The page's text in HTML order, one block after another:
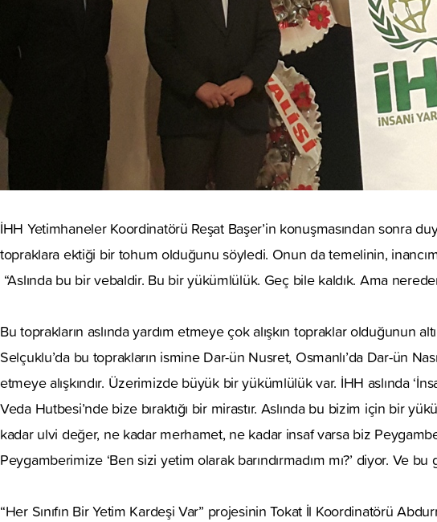
İHH Yetimhaneler Koordinatörü Reşat Başer’in konuşmasından sonra
topraklara ektiği bir tohum olduğunu söyledi. Onun da temelinin,
“Aslında bu bir vebaldir. Bu bir yükümlülük. Geç bile kaldık. Ama
Bu toprakların aslında yardım etmeye çok alışkın topraklar olduğunun
Selçuklu’da bu toprakların ismine Dar-ün Nusret, Osmanlı’da Dar-ün
etmeye alışkındır. Üzerimizde büyük bir yükümlülük var. İHH aslında
Veda Hutbesi’nde bize bıraktığı bir mirastır. Aslında bu bizim için bir
kadar ulvi değer, ne kadar merhamet, ne kadar insaf varsa biz
Peygamberimize ‘Ben sizi yetim olarak barındırmadım mı?’ diyor. Ve
“Her Sınıfın Bir Yetim Kardeşi Var” projesinin Tokat İl Koordinatörü